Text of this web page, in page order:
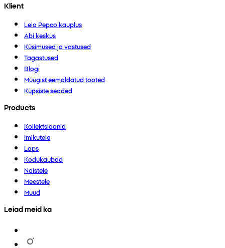
Klient
Leia Pepco kauplus
Abi keskus
Küsimused ja vastused
Tagastused
Blogi
Müügist eemaldatud tooted
Küpsiste seaded
Products
Kollektsioonid
Imikutele
Laps
Kodukaubad
Naistele
Meestele
Muud
Leiad meid ka